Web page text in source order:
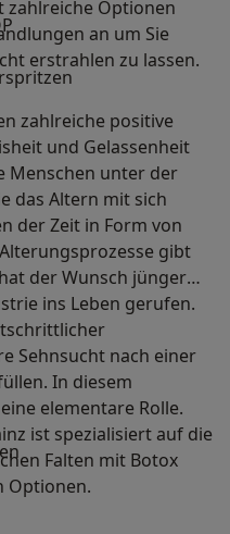
zahlreiche Optionen
an um Sie
erstrahlen zu lassen.
zahlreiche positive
und Gelassenheit
Menschen unter der
das Altern mit sich
der Zeit in Form von
gibt
der Wunsch jünger
ins Leben gerufen.
Sehnsucht nach einer
In diesem
elementare Rolle.
ist spezialisiert auf die
Falten mit Botox
Optionen.